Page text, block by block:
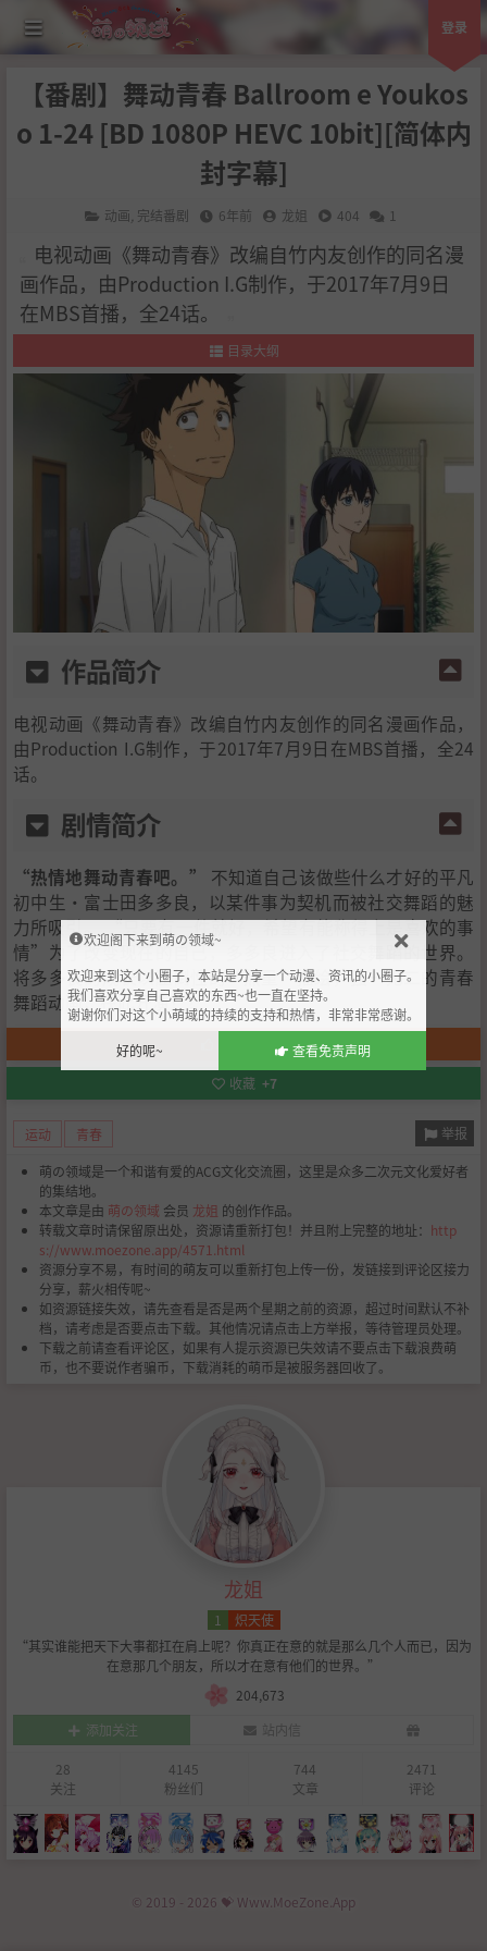
登录
【番剧】舞动青春 Ballroom e Youkos
o 1-24 [BD 1080P HEVC 10bit][简体内
封字幕]
动画 完结番剧 6年前 龙姐 404 1
电视动画《舞动青春》改编自竹内友创作的同名漫
画作品，由Production I.G制作，于2017年7月9日
在MBS首播，全24话。
目录大纲
1.作品简介
作品简介
电视动画《舞动青春》改编自竹内友创作的同名漫画作品，
由Production I.G制作，于2017年7月9日在MBS首播，全24
话。
剧情简介
“热情地舞动青春吧。”
不知道自己该做些什么才好的平凡
初中生·富士田多多良，以某件事为契机而被社交舞蹈的魅
力所吸引。 “只要有一件就好，希望有能称得上是喜欢的事
情”为了改变现在的自己，多多良进入了社交舞蹈的世界。
将多多良的成长以压倒性的“热量”描绘，独一无二的青春
舞蹈动画，在此开演！！
+46
收藏 +7
运动 青春 举报
萌の领域是一个和谐有爱的ACG文化交流圈，这里是众多二次元文化爱好者
的集结地。
本文章是由 萌の领域 会员 龙姐 的创作作品。
转载文章时请保留原出处，资源请重新打包！并且附上完整的地址： http
s://www.moezone.app/4571.html
资源分享不易，有时间的萌友可以重新打包上传一份，发链接到评论区接力
分享，薪火相传呢~
如资源链接失效，请先查看是否是两个星期之前的资源，超过时间默认不补
档，请考虑是否要点击下载。其他情况请点击上方举报，等待管理员处理。
下载之前请查看评论区，如果有人提示资源已失效请不要点击下载浪费萌
币，也不要说作者骗币，下载消耗的萌币是被服务器回收了。
龙姐
1
炽天使
“其实谁能把天下大事都扛在肩上呢？你真正在意的就是那么几个人而已，因为
在意那几个朋友，所以才在意有他们的世界。”
204,673
添加关注
站内信
28
关注
4145
粉丝们
744
文章
2471
评论
© 2019 - 2026 💝 Www.MoeZone.App
欢迎阁下来到萌の领域~
欢迎来到这个小圈子，本站是分享一个动漫、资讯的小圈子。
我们喜欢分享自己喜欢的东西~也一直在坚持。
谢谢你们对这个小萌域的持续的支持和热情，非常非常感谢。
好的呢~
查看免责声明